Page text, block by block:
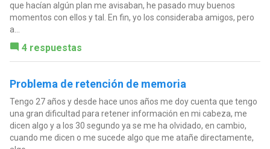
que hacían algún plan me avisaban, he pasado muy buenos
momentos con ellos y tal. En fin, yo los consideraba amigos, pero
a...
4 respuestas
Problema de retención de memoria
Tengo 27 años y desde hace unos años me doy cuenta que tengo
una gran dificultad para retener información en mi cabeza, me
dicen algo y a los 30 segundo ya se me ha olvidado, en cambio,
cuando me dicen o me sucede algo que me atañe directamente,